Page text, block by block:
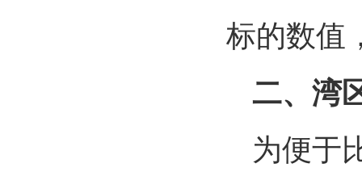
标的数值
二、湾
为便于